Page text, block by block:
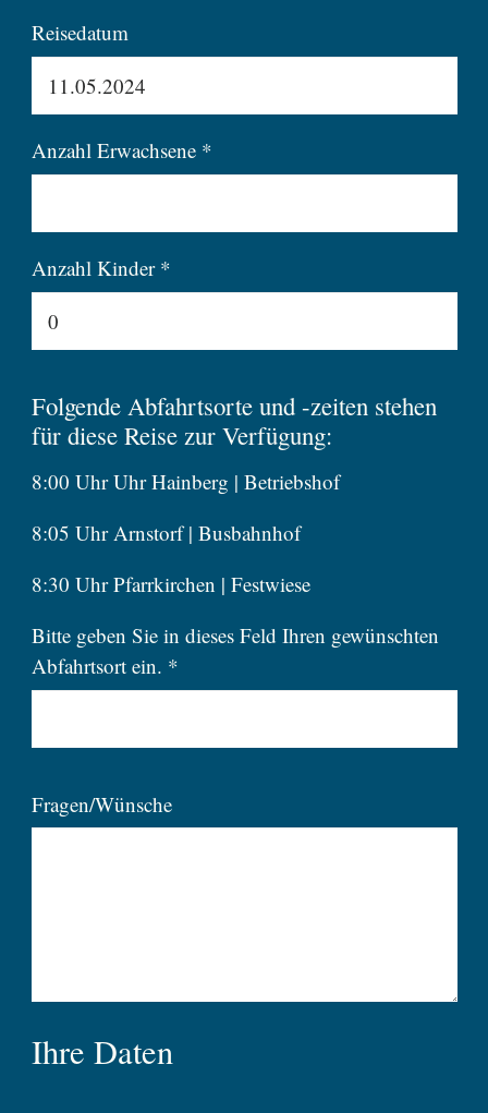
Reisedatum
Anzahl Erwachsene *
Anzahl Kinder *
Folgende Abfahrtsorte und -zeiten stehen
für diese Reise zur Verfügung:
8:00 Uhr Uhr Hainberg | Betriebshof
8:05 Uhr Arnstorf | Busbahnhof
8:30 Uhr Pfarrkirchen | Festwiese
Bitte geben Sie in dieses Feld Ihren gewünschten
Abfahrtsort ein. *
Fragen/Wünsche
Ihre Daten